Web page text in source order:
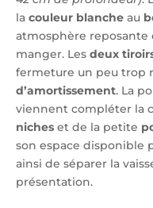
la couleur blanche au
atmosphère reposante
manger. Les deux
fermeture un peu trop
d’amortissement. La
viennent compléter la
niches et de la petite
son espace disponible
ainsi de séparer la
présentation.